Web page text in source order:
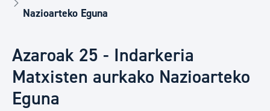
Nazioarteko Eguna
Azaroak 25 - Indarkeria
Matxisten aurkako Nazioarteko
Eguna